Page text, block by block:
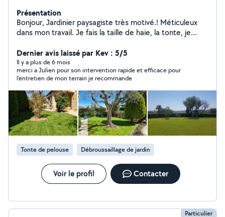
Présentation
Bonjour, Jardinier paysagiste très motivé.! Méticuleux
dans mon travail. Je fais la taille de haie, la tonte, je
souffler les allées. déplacement et devis gratuit.
Secteur de grasse à vallauris. Mon abonnement ne me
permet pas de répondre au demande hors de ce
périmètre. cordialement.
Dernier avis laissé par Kev : 5/5
Il y a plus de 6 mois
merci a Julien pour son intervention rapide et efficace pour
l'entretien de mon terrain je recommande
Tonte de pelouse Débroussaillage de jardin
Voir le profil Contacter
Particulier